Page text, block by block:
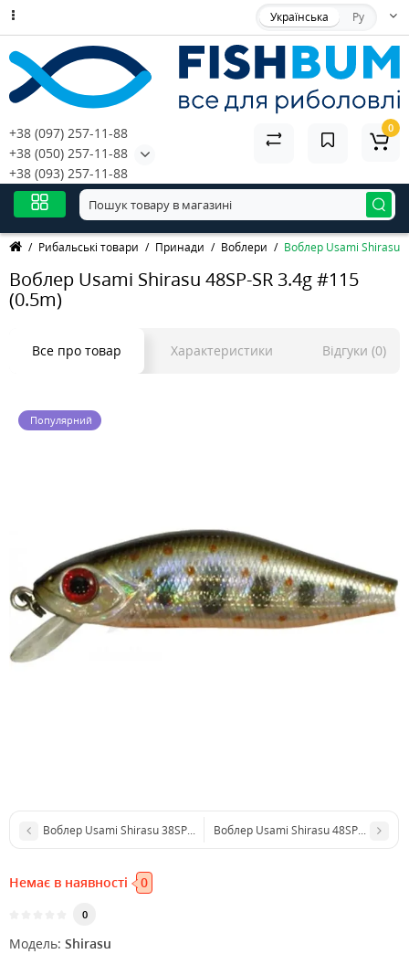
Українська Ру
+38 (097) 257-11-88
+38 (050) 257-11-88
+38 (093) 257-11-88
0
Рибальські товари Принади Воблери Воблер Usami Shirasu
Воблер Usami Shirasu 48SP-SR 3.4g #115
(0.5m)
Все про товар Характеристики Відгуки (0)
Популярний
Воблер Usami Shirasu 38SP-SR 2.6g UR13 (0.3m)Воблер Usami Shirasu 48SP-SR 3.4g
Немає в наявності 0
0
Модель: Shirasu